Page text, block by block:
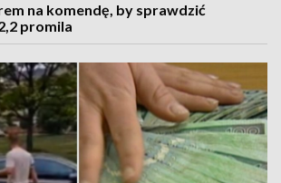
na komendę, by sprawdzić
promila